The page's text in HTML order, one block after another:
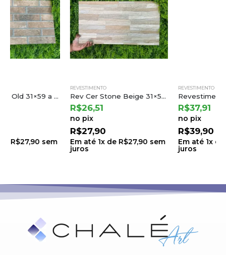
Rev Cer Stone Beige 31×59 a Cejatel (2,19) Ton.23 B.6 Lt.23
Em até1 x de 27,90sem
Revestimento Ceramico Hdm 37310r Ret 35×70 a Incefra
Em até1 x de 39,90sem